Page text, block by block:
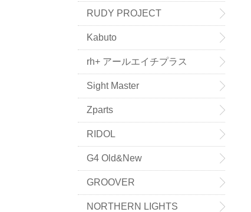
RUDY PROJECT
Kabuto
rh+ アールエイチプラス
Sight Master
Zparts
RIDOL
G4 Old&New
GROOVER
NORTHERN LIGHTS